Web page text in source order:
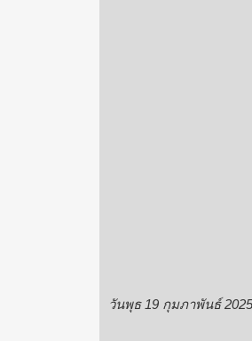
วันพุธ 19 กุมภาพันธ์ 2025